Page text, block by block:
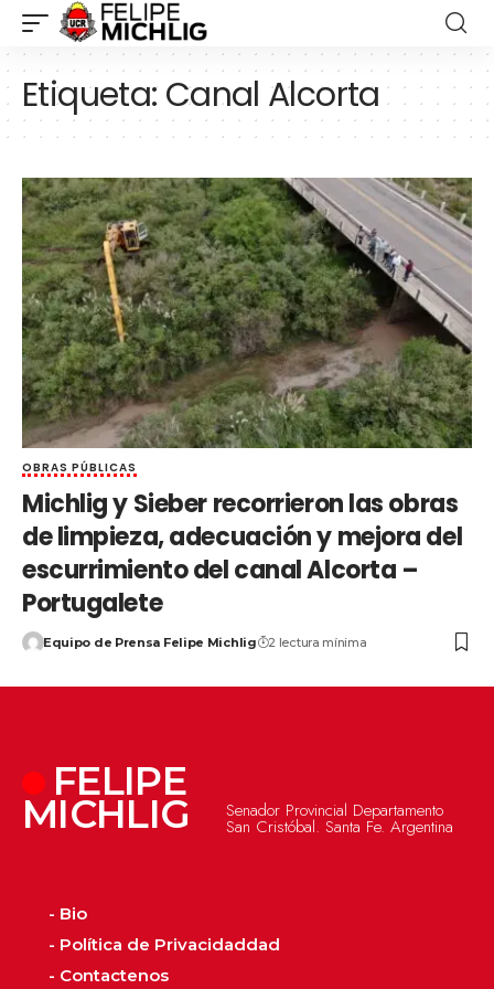
Etiqueta:Canal Alcorta
OBRAS PÚBLICAS
Michlig y Sieber recorrieron las obras
de limpieza, adecuación y mejora del
escurrimiento del canal Alcorta –
Portugalete
Equipo de Prensa Felipe Michlig 2 lectura mínima
FELIPE
MICHLIG Senador Provincial Departamento
San Cristóbal. Santa Fe. Argentina
- Bio
- Política de Privacidaddad
- Contactenos